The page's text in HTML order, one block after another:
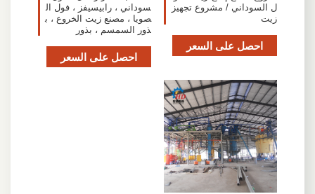
ل السوداني / مشروع تجهيز
زيت
احصل على السعر
سوداني ، رابيسيفز ، فول ال
صويا ، مصنع زيت الخروع ، ب
ذور السمسم ، بذور
احصل على السعر